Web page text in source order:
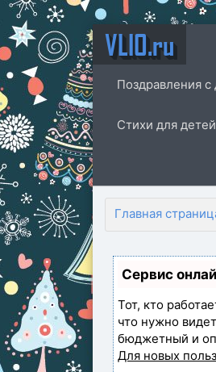
VLIO.ru
Поздравления
Стихи для детей
Главная
Сервис
Тот, кто
что нужно
бюджетный и
Для новых